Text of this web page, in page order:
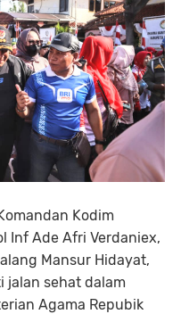
Kodim
Inf Ade Afri Verdaniex,
Mansur Hidayat,
jalan sehat dalam
Agama Repubik